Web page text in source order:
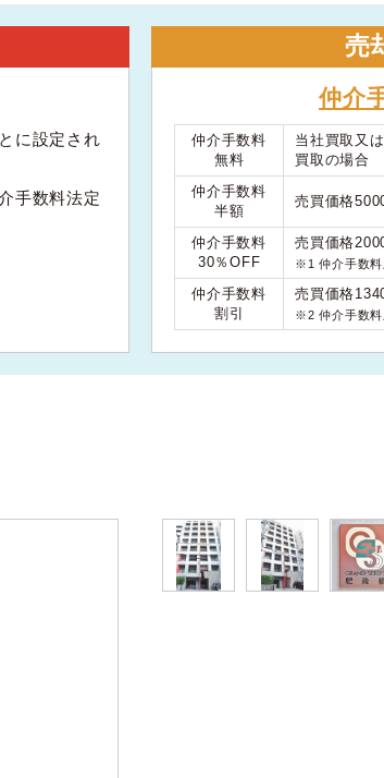
に設定され
手数料法定
売
仲介
仲介手数料
無料
当社買取又
買取の場合
仲介手数料
半額
売買価格
仲介手数料
30％OFF
売買価格
※1 仲介手数料
仲介手数料
割引
売買価格
※2 仲介手数料